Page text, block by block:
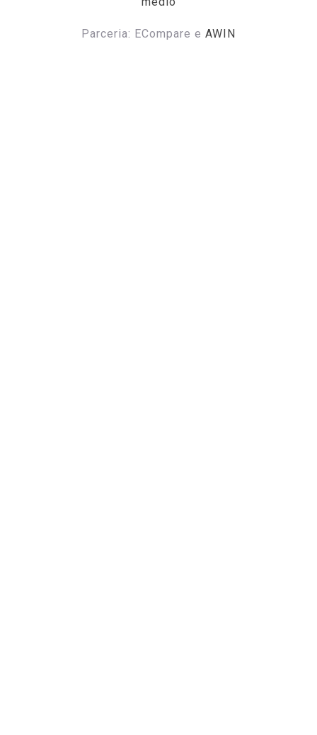
Marketplaces brasileiros
Parceria: ECompare e AWIN